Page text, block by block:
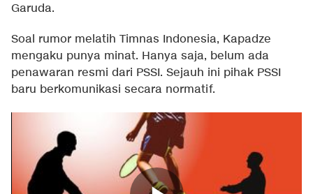
Garuda.
Soal rumor melatih Timnas Indonesia, Kapadze
mengaku punya minat. Hanya saja, belum ada
penawaran resmi dari PSSI. Sejauh ini pihak PSSI
baru berkomunikasi secara normatif.